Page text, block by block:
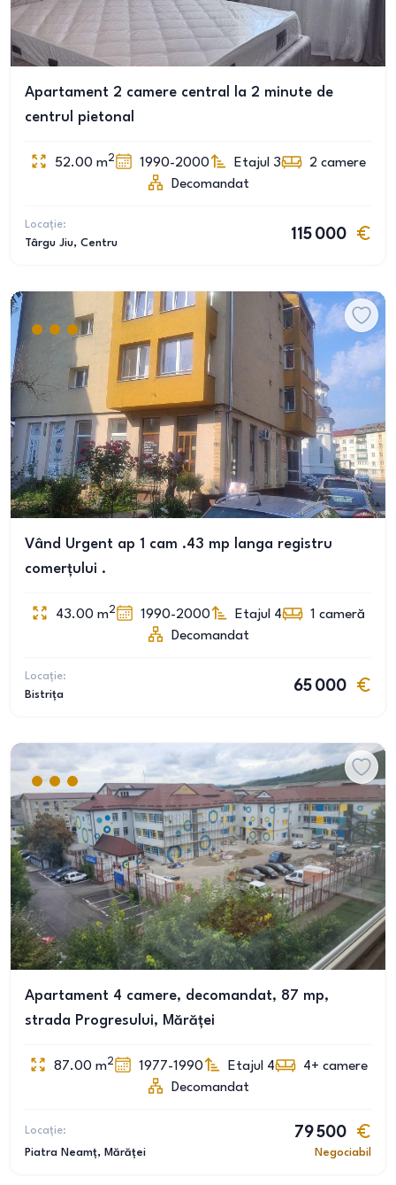
Apartament 2 camere central la 2 minute de
centrul pietonal
52.00 m2 1990-2000 Etajul 3 2 camere
Decomandat
Locație:
Târgu Jiu, Centru
115 000
Vând Urgent ap 1 cam .43 mp langa registru
comerțului .
43.00 m2 1990-2000 Etajul 4 1 cameră
Decomandat
Locație:
Bistrița
65 000
Apartament 4 camere, decomandat, 87 mp,
strada Progresului, Mărăței
87.00 m2 1977-1990 Etajul 4 4+ camere
Decomandat
Locație:
Piatra Neamț, Mărăței
79 500
Negociabil